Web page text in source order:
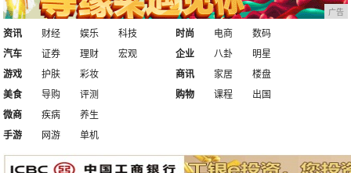
广告
资讯 财经 娱乐
科技
汽车
证券 理财 宏观
时尚 电商
数码
企业
八卦
明星
游戏
护肤
彩妆
美食
导购 评测
商讯 家居
楼盘
购物
课程
出国
微商
疾病
养生
手游
网游 单机